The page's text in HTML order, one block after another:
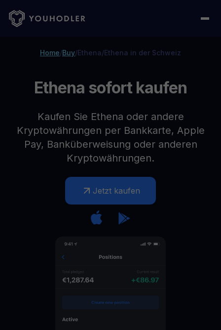
Home/Buy/Ethena/Ethena in der Schweiz
Ethena sofort kaufen
Kaufen Sie Ethena oder andere
Kryptowährungen per Bankkarte, Apple
Pay, Banküberweisung oder anderen
Kryptowährungen.
Jetzt kaufen